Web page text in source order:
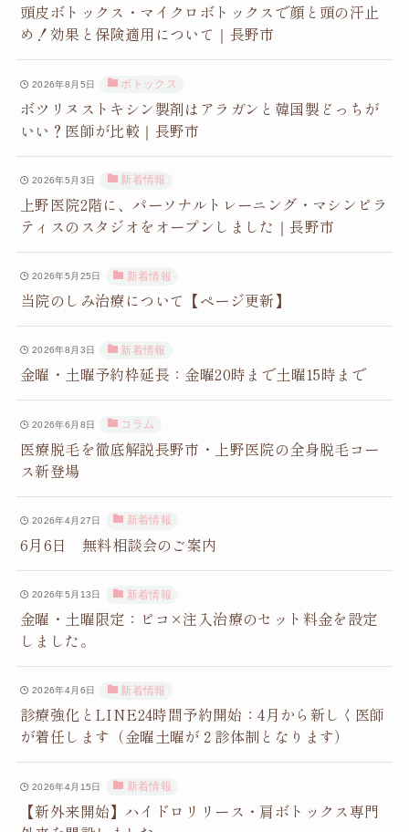
頭皮ボトックス・マイクロボトックスで顔と頭の汗止
め！効果と保険適用について｜長野市
2026年8月5日 ボトックス
ボツリヌストキシン製剤はアラガンと韓国製どっちが
いい？医師が比較｜長野市
2026年5月3日 新着情報
上野医院2階に、パーソナルトレーニング・マシンピラ
ティスのスタジオをオープンしました｜長野市
2026年5月25日 新着情報
当院のしみ治療について【ページ更新】
2026年8月3日 新着情報
金曜・土曜予約枠延長：金曜20時まで土曜15時まで
2026年6月8日 コラム
医療脱毛を徹底解説長野市・上野医院の全身脱毛コー
ス新登場
2026年4月27日 新着情報
6月6日 無料相談会のご案内
2026年5月13日 新着情報
金曜・土曜限定：ピコ×注入治療のセット料金を設定
しました。
2026年4月6日 新着情報
診療強化とLINE24時間予約開始：4月から新しく医師
が着任します（金曜土曜が２診体制となります）
2026年4月15日 新着情報
【新外来開始】ハイドロリリース・肩ボトックス専門